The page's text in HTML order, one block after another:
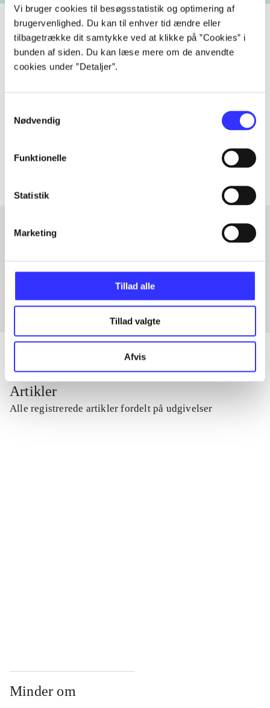
Vi bruger cookies til besøgsstatistik og optimering af
brugervenlighed. Du kan til enhver tid ændre eller
tilbagetrække dit samtykke ved at klikke på ”Cookies” i
bunden af siden. Du kan læse mere om de anvendte
cookies under ”Detaljer”.
Nødvendig
Funktionelle
Statistik
Marketing
Tillad alle
Tillad valgte
Afvis
Tidsskrift
Fra
Artikler
Alle registrerede artikler fordelt på udgivelser
Minder om